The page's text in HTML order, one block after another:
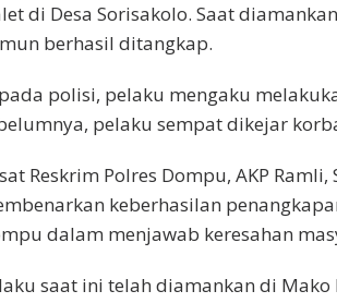
di Desa Sorisakolo. Saat
berhasil ditangkap.
polisi, pelaku mengaku
pelaku sempat dikejar
Reskrim Polres Dompu, AKP
keberhasilan
dalam menjawab keresahan
saat ini telah diamankan di